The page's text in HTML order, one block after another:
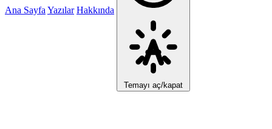
Ana Sayfa Yazılar Hakkında
Temayı aç/kapat